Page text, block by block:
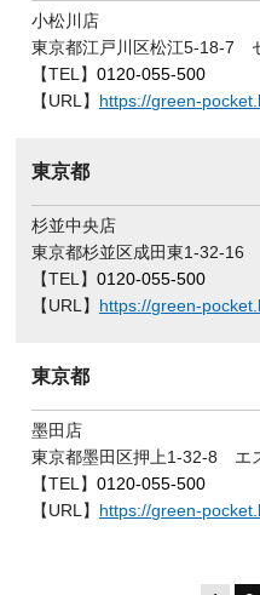
小松川店
東京都江戸川区松江5-18-7
【TEL】0120-055-500
【URL】 https://green-
東京都
杉並中央店
東京都杉並区成田東1-32-16
【TEL】0120-055-500
【URL】 https://green-
東京都
墨田店
東京都墨田区押上1-32-8 エ
【TEL】0120-055-500
【URL】 https://green-